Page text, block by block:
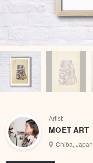
Artist
MOET ART
Chiba, Japan